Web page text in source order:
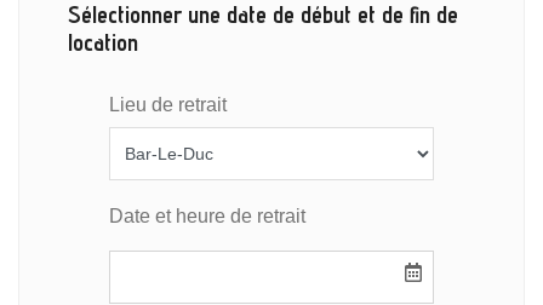
Sélectionner une date de début et de fin de
location
Lieu de retrait
Date et heure de retrait